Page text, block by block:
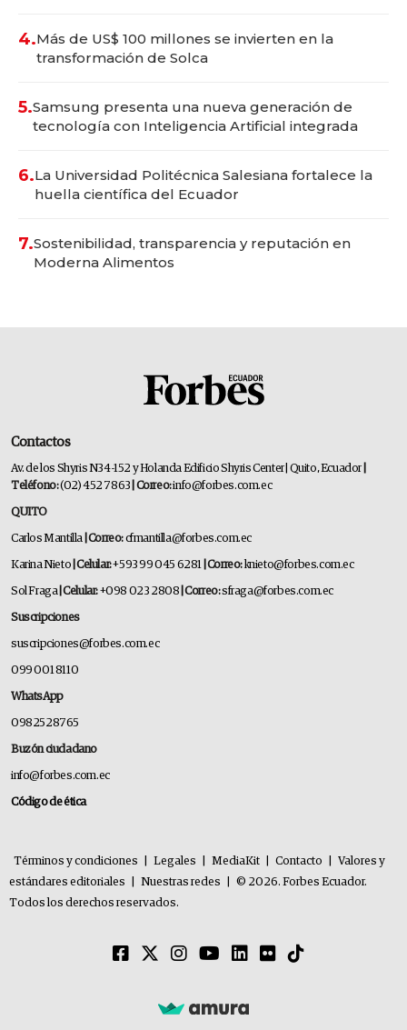
4.Más de US$ 100 millones se invierten en la
transformación de Solca
5.Samsung presenta una nueva generación de
tecnología con Inteligencia Artificial integrada
6.La Universidad Politécnica Salesiana fortalece la
huella científica del Ecuador
7.Sostenibilidad, transparencia y reputación en
Moderna Alimentos
Contactos
Av. de los Shyris N34-152 y Holanda Edificio Shyris Center | Quito, Ecuador
Teléfono:(02) 452 7863 | Correo:info@forbes.com.ec
QUITO
Carlos Mantilla | Correo:cfmantilla@forbes.com.ec
Karina Nieto | Celular:+593 99 045 6281 | Correo:knieto@forbes.com.ec
Sol Fraga| Celular:+098 023 2808 | Correo:sfraga@forbes.com.ec
Suscripciones
suscripciones@forbes.com.ec
099 001 8110
WhatsApp
0982528765
Buzón ciudadano
info@forbes.com.ec
Código de ética
Términos y condiciones Legales MediaKit Contacto
Valores y
estándares editoriales
Nuestras redes
© 2026. Forbes Ecuador.
Todos los derechos reservados.